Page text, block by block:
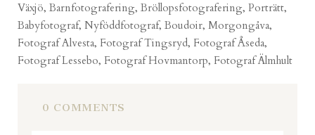
Växjö, Barnfotografering, Bröllopsfotografering, Porträtt,
Babyfotograf, Nyföddfotograf, Boudoir, Morgongåva,
Fotograf Alvesta, Fotograf Tingsryd, Fotograf Åseda,
Fotograf Lessebo, Fotograf Hovmantorp, Fotograf Älmhult
0 COMMENTS